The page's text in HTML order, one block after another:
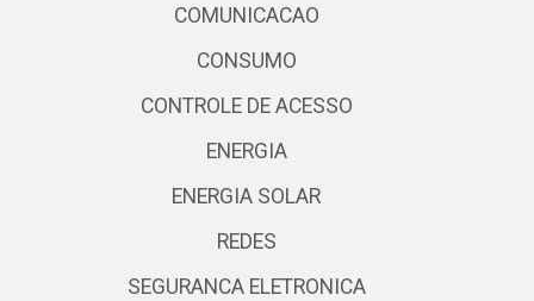
COMUNICACAO
CONSUMO
CONTROLE DE ACESSO
ENERGIA
ENERGIA SOLAR
REDES
SEGURANCA ELETRONICA